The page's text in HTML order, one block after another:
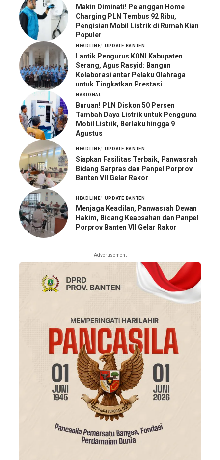
Makin Diminati! Pelanggan Home
Charging PLN Tembus 92 Ribu,
Pengisian Mobil Listrik di Rumah Kian
Populer
HEADLINE UPDATE BANTEN
Lantik Pengurus KONI Kabupaten
Serang, Agus Rasyid: Bangun
Kolaborasi antar Pelaku Olahraga
untuk Tingkatkan Prestasi
NASIONAL
Buruan! PLN Diskon 50 Persen
Tambah Daya Listrik untuk Pengguna
Mobil Listrik, Berlaku hingga 9
Agustus
HEADLINE UPDATE BANTEN
Siapkan Fasilitas Terbaik, Panwasrah
Bidang Sarpras dan Panpel Porprov
Banten VII Gelar Rakor
HEADLINE UPDATE BANTEN
Menjaga Keadilan, Panwasrah Dewan
Hakim, Bidang Keabsahan dan Panpel
Porprov Banten VII Gelar Rakor
- Advertisement -